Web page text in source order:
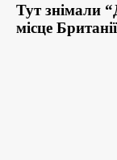
Тут знімали
місце